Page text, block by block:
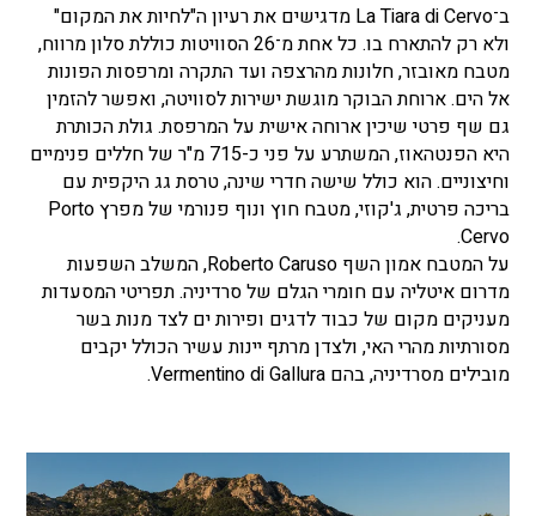
ב־La Tiara di Cervo מדגישים את רעיון ה"לחיות את המקום"
ולא רק להתארח בו. כל אחת מ־26 הסוויטות כוללת סלון מרווח,
מטבח מאובזר, חלונות מהרצפה ועד התקרה ומרפסות הפונות
אל הים. ארוחת הבוקר מוגשת ישירות לסוויטה, ואפשר להזמין
גם שף פרטי שיכין ארוחה אישית על המרפסת. גולת הכותרת
היא הפנטהאוז, המשתרע על פני כ-715 מ"ר של חללים פנימיים
וחיצוניים. הוא כולל שישה חדרי שינה, טרסת גג היקפית עם
בריכה פרטית, ג'קוזי, מטבח חוץ ונוף פנורמי של מפרץ Porto
Cervo.
על המטבח אמון השף Roberto Caruso, המשלב השפעות
מדרום איטליה עם חומרי הגלם של סרדיניה. תפריטי המסעדות
מעניקים מקום של כבוד לדגים ופירות ים לצד מנות בשר
מסורתיות מהרי האי, ולצדן מרתף יינות עשיר הכולל יקבים
מובילים מסרדיניה, בהם Vermentino di Gallura.